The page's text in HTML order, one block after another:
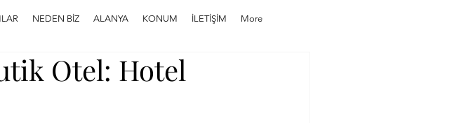
NEDEN BİZ ALANYA KONUM İLETİŞİM More
Otel: Hotel